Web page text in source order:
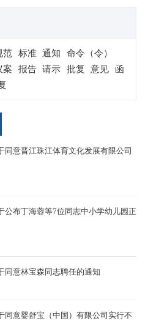
范 标准 通知
命令（令）
案 报告 请示 批复 意见
函
意晋江珠江体育文化发展有限公司
公布丁海蓉等7位同志中小学幼儿园正
同意林宝森同志聘任的通知
同意婴舒宝（中国）有限公司实行不